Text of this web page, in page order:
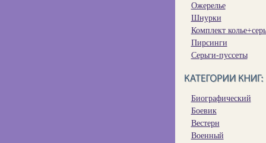
Ожерелье
Шнурки
Комплект
Пирсинги
Серьги-пуссеты
Биографический
Боевик
Вестерн
Военный